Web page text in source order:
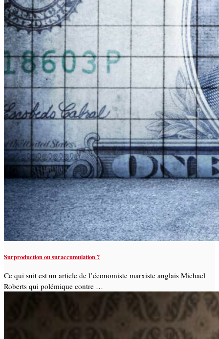
Surproduction ou suraccumulation ?
Ce qui suit est un article de l’économiste marxiste anglais Michael
Roberts qui polémique contre …